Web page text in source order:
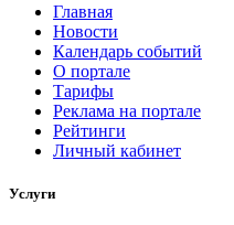
Главная
Новости
Календарь событий
О портале
Тарифы
Реклама на портале
Рейтинги
Личный кабинет
Услуги